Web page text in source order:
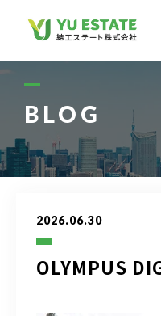
BLOG
2026.06.30
OLYMPUS